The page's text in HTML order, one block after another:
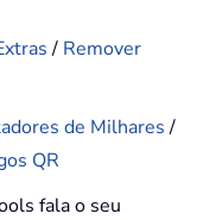
/ Remover
de Milhares/
QR
fala o seu